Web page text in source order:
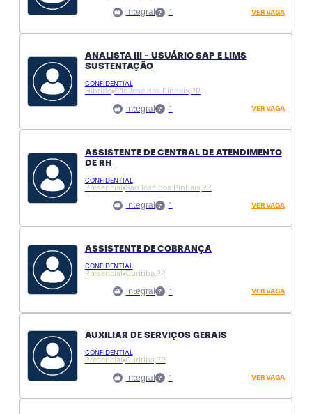
Integral 1 VER VAGA
ANALISTA III - USUÁRIO SAP E LIMS
SUSTENTAÇÃO
CONFIDENTIAL
Hibrido São José dos Pinhais,PR
Integral 1 VER VAGA
ASSISTENTE DE CENTRAL DE ATENDIMENTO
DE RH
CONFIDENTIAL
Presencial São José dos Pinhais,PR
Integral 1 VER VAGA
ASSISTENTE DE COBRANÇA
CONFIDENTIAL
Presencial Curitiba,PR
Integral 1 VER VAGA
AUXILIAR DE SERVIÇOS GERAIS
CONFIDENTIAL
Presencial Curitiba,PR
Integral 1 VER VAGA